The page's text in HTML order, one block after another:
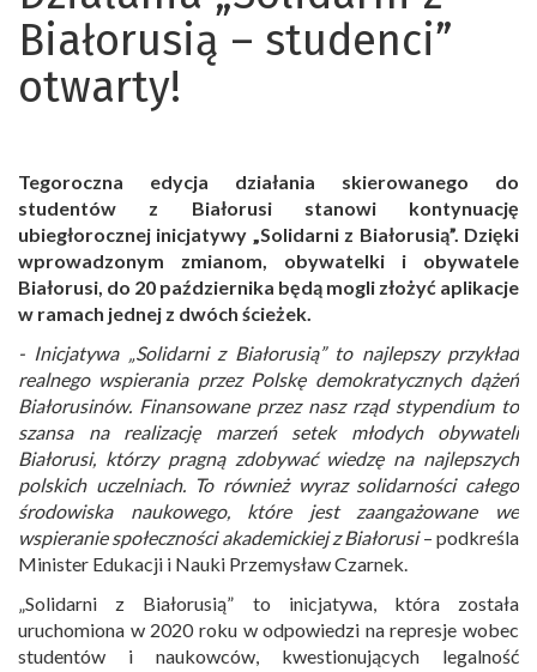
NAWA
Białorusią – studenci”
otwarty!
Tegoroczna edycja działania skierowanego do
studentów z Białorusi stanowi kontynuację
ubiegłorocznej inicjatywy „Solidarni z Białorusią”. Dzięki
wprowadzonym zmianom, obywatelki i obywatele
Białorusi, do 20 października będą mogli złożyć aplikacje
w ramach jednej z dwóch ścieżek.
- Inicjatywa „Solidarni z Białorusią” to najlepszy przykład
realnego wspierania przez Polskę demokratycznych dążeń
Białorusinów. Finansowane przez nasz rząd stypendium to
szansa na realizację marzeń setek młodych obywateli
Białorusi, którzy pragną zdobywać wiedzę na najlepszych
polskich uczelniach. To również wyraz solidarności całego
środowiska naukowego, które jest zaangażowane we
wspieranie społeczności akademickiej z Białorusi– podkreśla
Minister Edukacji i Nauki Przemysław Czarnek.
„Solidarni z Białorusią” to inicjatywa, która została
uruchomiona w 2020 roku w odpowiedzi na represje wobec
studentów i naukowców, kwestionujących legalność